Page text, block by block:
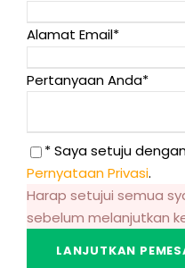
Alamat Email*
Pertanyaan Anda*
* Saya setuju
Pernyataan Privasi.
Harap setujui semua
sebelum melanjutkan